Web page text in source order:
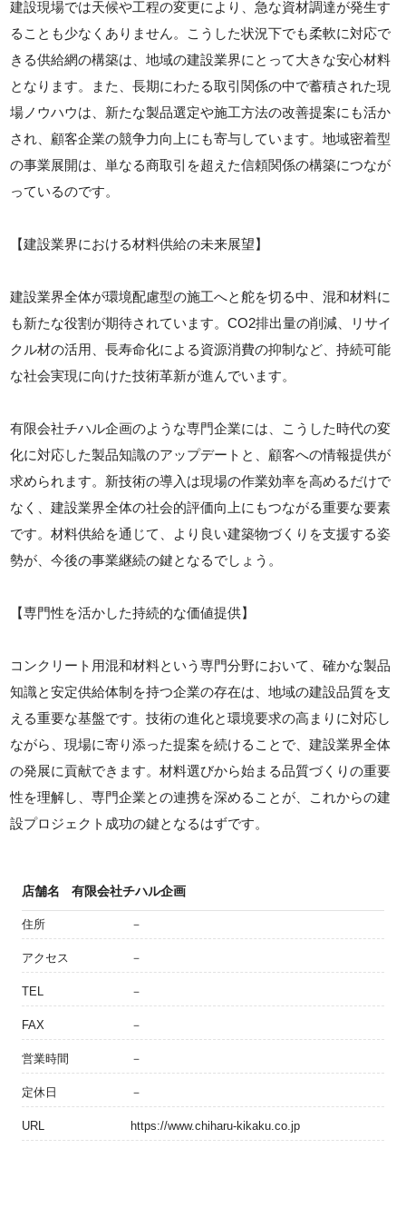
建設現場では天候や工程の変更により、急な資材調達が発生す
ることも少なくありません。こうした状況下でも柔軟に対応で
きる供給網の構築は、地域の建設業界にとって大きな安心材料
となります。また、長期にわたる取引関係の中で蓄積された現
場ノウハウは、新たな製品選定や施工方法の改善提案にも活か
され、顧客企業の競争力向上にも寄与しています。地域密着型
の事業展開は、単なる商取引を超えた信頼関係の構築につなが
っているのです。
【建設業界における材料供給の未来展望】
建設業界全体が環境配慮型の施工へと舵を切る中、混和材料に
も新たな役割が期待されています。CO2排出量の削減、リサイ
クル材の活用、長寿命化による資源消費の抑制など、持続可能
な社会実現に向けた技術革新が進んでいます。
有限会社チハル企画のような専門企業には、こうした時代の変
化に対応した製品知識のアップデートと、顧客への情報提供が
求められます。新技術の導入は現場の作業効率を高めるだけで
なく、建設業界全体の社会的評価向上にもつながる重要な要素
です。材料供給を通じて、より良い建築物づくりを支援する姿
勢が、今後の事業継続の鍵となるでしょう。
【専門性を活かした持続的な価値提供】
コンクリート用混和材料という専門分野において、確かな製品
知識と安定供給体制を持つ企業の存在は、地域の建設品質を支
える重要な基盤です。技術の進化と環境要求の高まりに対応し
ながら、現場に寄り添った提案を続けることで、建設業界全体
の発展に貢献できます。材料選びから始まる品質づくりの重要
性を理解し、専門企業との連携を深めることが、これからの建
設プロジェクト成功の鍵となるはずです。
店舗名 有限会社チハル企画
住所 －
アクセス －
TEL －
FAX －
営業時間 －
定休日 －
URL https://www.chiharu-kikaku.co.jp